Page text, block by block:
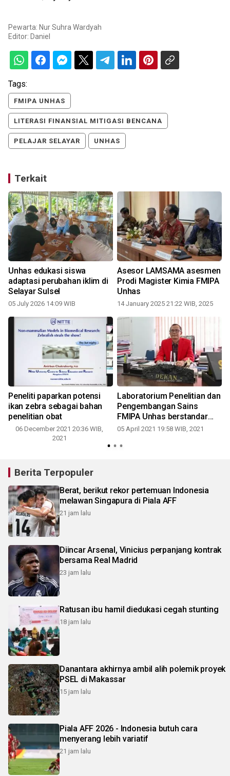
Pewarta: Nur Suhra Wardyah
Editor: Daniel
Tags:
FMIPA UNHAS
LITERASI FINANSIAL MITIGASI BENCANA
PELAJAR SELAYAR UNHAS
Terkait
Unhas edukasi siswa
adaptasi perubahan iklim di
Selayar Sulsel
05 July 2026 14:09 WIB
Asesor LAMSAMA asesmen
Prodi Magister Kimia FMIPA
Unhas
14 January 2025 21:22 WIB, 2025
Peneliti paparkan potensi
ikan zebra sebagai bahan
penelitian obat
06 December 2021 20:36 WIB,
2021
Laboratorium Penelitian dan
Pengembangan Sains
FMIPA Unhas berstandar
ISO
05 April 2021 19:58 WIB, 2021
Berita Terpopuler
Berat, berikut rekor pertemuan Indonesia
melawan Singapura di Piala AFF
21 jam lalu
Diincar Arsenal, Vinicius perpanjang kontrak
bersama Real Madrid
23 jam lalu
Ratusan ibu hamil diedukasi cegah stunting
18 jam lalu
Danantara akhirnya ambil alih polemik proyek
PSEL di Makassar
15 jam lalu
Piala AFF 2026 - Indonesia butuh cara
menyerang lebih variatif
21 jam lalu